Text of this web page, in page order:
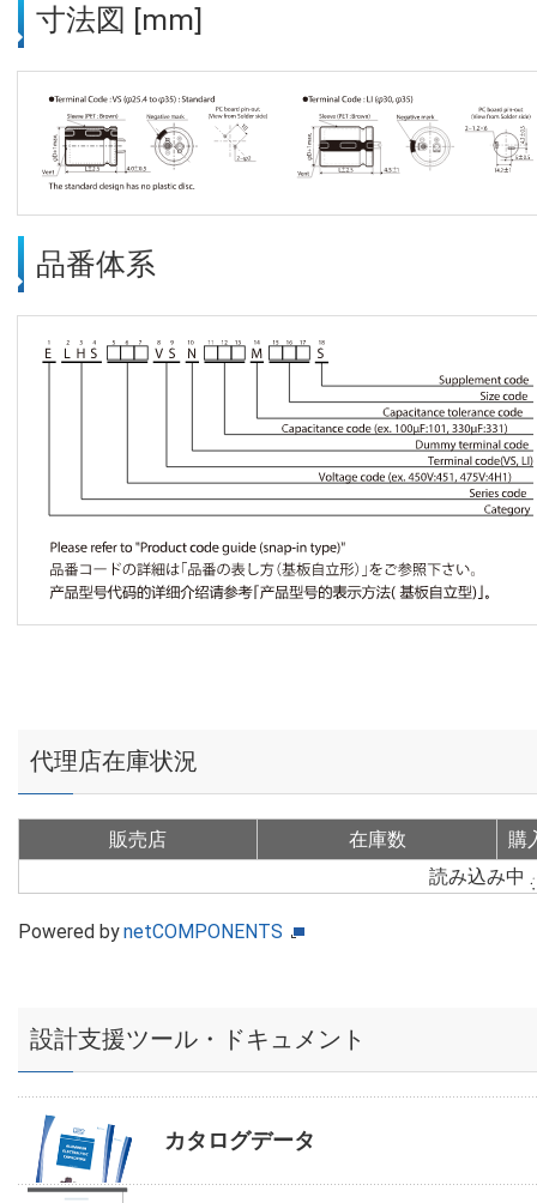
寸法図 [mm]
品番体系
代理店在庫状況
販売店 在庫数
購
読み込み中
Powered bynetCOMPONENTS
設計支援ツール・ドキュメント
カタログデータ